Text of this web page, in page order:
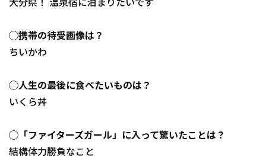
◯携帯の待受画像は？
ちいかわ
◯人生の最後に食べたいものは？
いくら丼
◯「ファイターズガール」に入って驚いたことは？
結構体力勝負なこと